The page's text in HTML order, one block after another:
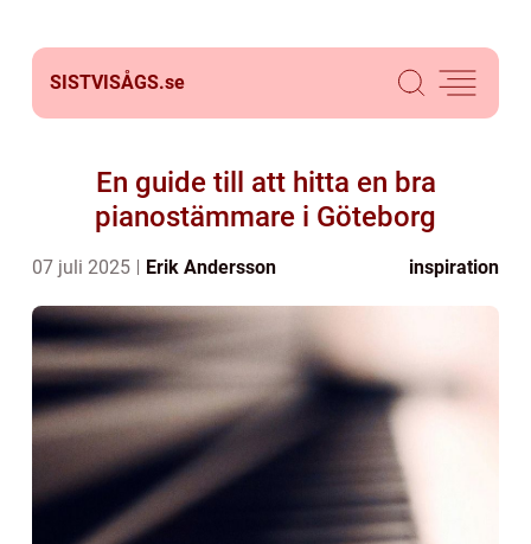
SISTVISÅGS.se
En guide till att hitta en bra
pianostämmare i Göteborg
07 juli 2025 Erik Andersson inspiration